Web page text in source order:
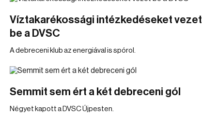
Víztakarékossági intézkedéseket vezet
be a DVSC
A debreceni klub az energiával is spórol.
Semmit sem ért a két debreceni gól
Négyet kapott a DVSC Újpesten.